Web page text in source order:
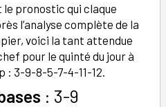
le pronostic qui claque
l’analyse complète de la
voici la tant attendue
pour le quinté du jour à
: 3-9-8-5-7-4-11-12.
: 3-9